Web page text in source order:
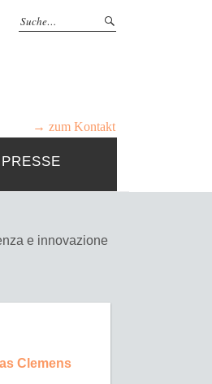
→ zum Kontakt
PRESSE
e innovazione
Clemens